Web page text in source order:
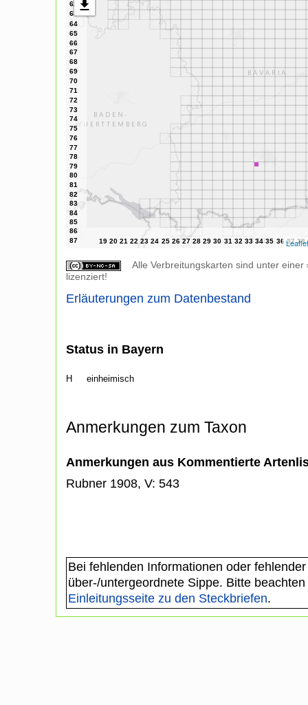
Leaflet
Alle Verbreitungskarten sind unter einer
lizenziert!
Erläuterungen zum Datenbestand
Status in Bayern
H einheimisch
Anmerkungen zum Taxon
Anmerkungen aus Kommentierte
Rubner 1908, V: 543
Bei fehlenden Informationen oder
über-/untergeordnete Sippe. Bitte
Einleitungsseite zu den Steckbriefen.